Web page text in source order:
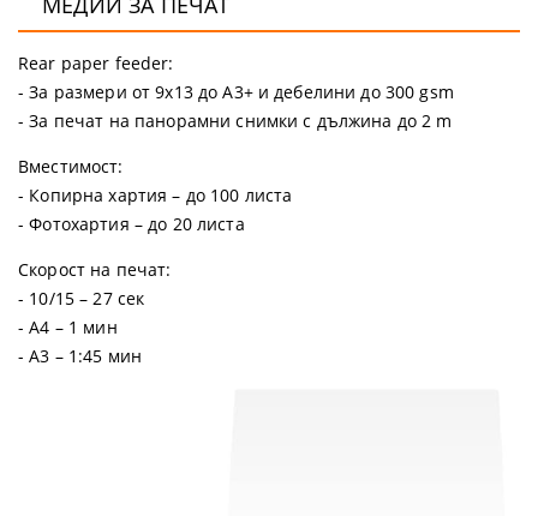
Rear paper feeder:
- За размери от 9х13 до A3+ и дебелини до 300 gsm
- За печат на панорамни снимки с дължина до 2 m
Вместимост:
- Копирна хартия – до 100 листа
- Фотохартия – до 20 листа
Скорост на печат:
- 10/15 – 27 сек
- А4 – 1 мин
- А3 – 1:45 мин